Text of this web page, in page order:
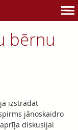
bērnu
izstrādāt
jānoskaidro
diskusijai